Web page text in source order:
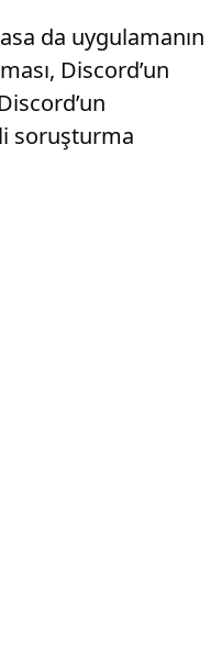
da uygulamanın
Discord’un
soruşturma